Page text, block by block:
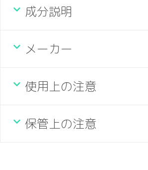
成分説明
メーカー
使用上の注意
保管上の注意